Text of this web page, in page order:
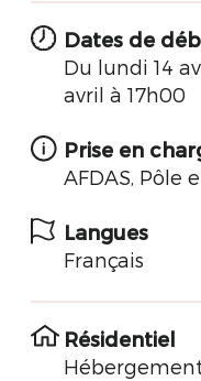
Dates de
Du lundi 14
avril à 17h00
Prise en
AFDAS, Pôle
Langues
Français
Résidentiel